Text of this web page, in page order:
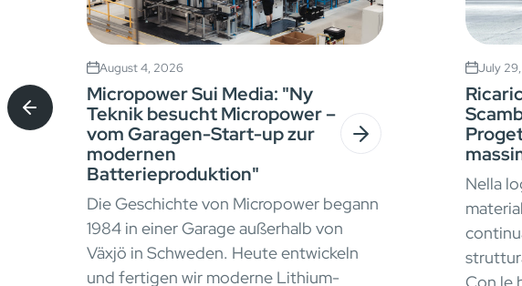
August 4, 2026
Micropower Sui Media: "Ny
Teknik besucht Micropower –
vom Garagen-Start-up zur
modernen
Batterieproduktion"
Die Geschichte von Micropower begann
1984 in einer Garage außerhalb von
Växjö in Schweden. Heute entwickeln
und fertigen wir moderne Lithium-
July
Nella
Con le